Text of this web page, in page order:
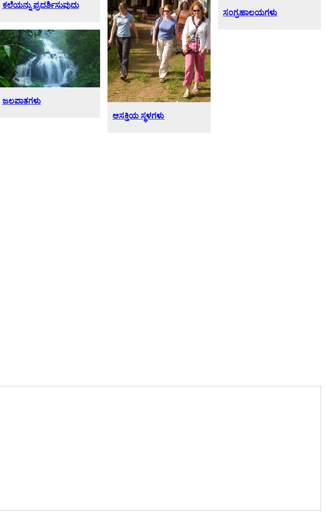
ಸಂಗ್ರಹಾಲಯಗಳು
ಕಲೆಯನ್ನು ಪ್ರದರ್ಶಿಸುವುದು
ಆಸಕ್ತಿಯ ಸ್ಥಳಗಳು
ಜಲಪಾತಗಳು